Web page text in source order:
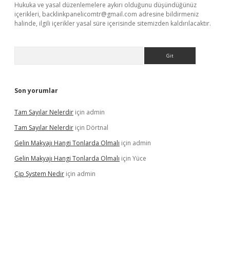
Hukuka ve yasal düzenlemelere aykırı olduğunu düşündüğünüz
içerikleri, backlinkpanelicomtr@gmail.com adresine bildirmeniz
halinde, ilgili içerikler yasal süre içerisinde sitemizden kaldırılacaktır.
Son yorumlar
Tam Sayılar Nelerdir için admin
Tam Sayılar Nelerdir için Dörtnal
Gelin Makyajı Hangi Tonlarda Olmalı için admin
Gelin Makyajı Hangi Tonlarda Olmalı için Yüce
Çip System Nedir için admin